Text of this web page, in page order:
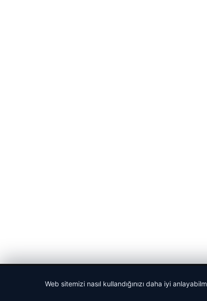
Web sitemizi nasıl kullandığınızı daha iyi